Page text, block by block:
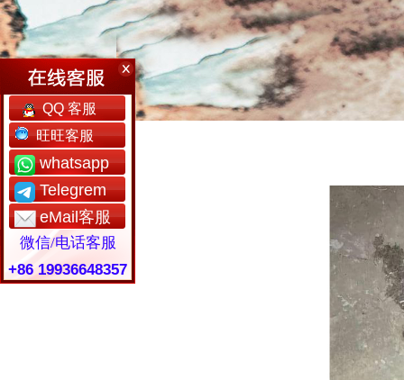
QQ 客服
旺旺客服
whatsapp
Telegrem
eMail客服
微信/电话客服
+86 19936648357